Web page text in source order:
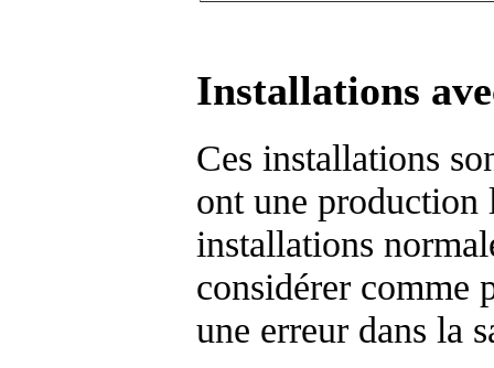
Installations
Ces installations
ont une production
installations
considérer comme
une erreur dans la